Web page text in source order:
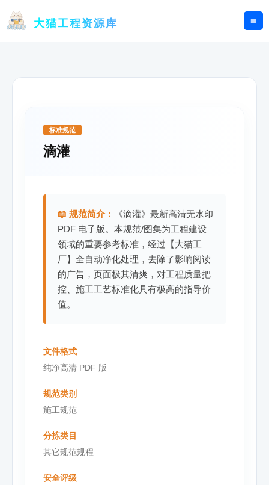
大猫工程资源库
标准规范
滴灌
📖 规范简介：
《滴灌》最新高清无水印
PDF 电子版。本规范/图集为工程建设
领域的重要参考标准，经过【大猫工
厂】全自动净化处理，去除了影响阅读
的广告，页面极其清爽，对工程质量把
控、施工工艺标准化具有极高的指导价
值。
文件格式
纯净高清 PDF 版
规范类别
施工规范
分拣类目
其它规范规程
安全评级